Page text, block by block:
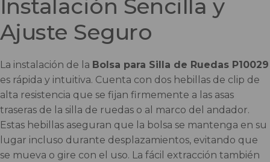
Instalación Sencilla y
Ajuste Seguro
La instalación de la Bolsa para Silla de Ruedas P10029
es rápida y intuitiva. Cuenta con dos hebillas de clip de
alta resistencia que se fijan firmemente a las asas
traseras de la silla de ruedas o al marco del andador.
Estas hebillas aseguran que la bolsa se mantenga en su
lugar incluso durante desplazamientos, evitando que
se mueva o gire con el uso. La fácil extracción también